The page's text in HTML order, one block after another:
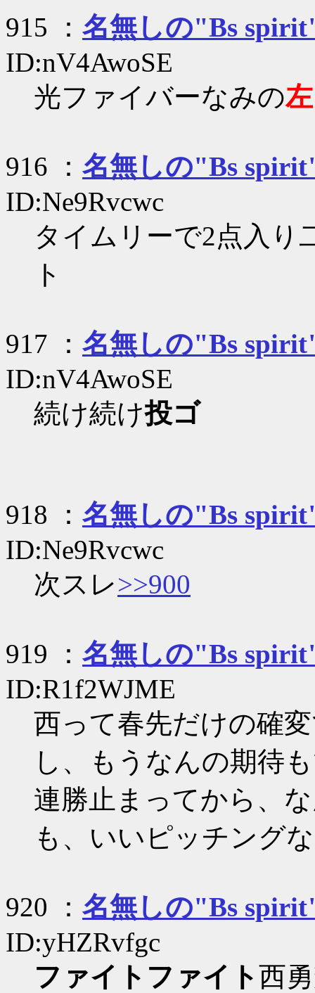
915 ： 名無しの"Bs
ID:nV4AwoSE
光ファイバーなみの
916 ： 名無しの"Bs
ID:Ne9Rvcwc
タイムリーで2点入り
ト
917 ： 名無しの"Bs
ID:nV4AwoSE
続け続け投ゴ
918 ： 名無しの"Bs
ID:Ne9Rvcwc
次スレ>>900
919 ： 名無しの"Bs
ID:R1f2WJME
西って春先だけの確
し、もうなんの期待
連勝止まってから、
も、いいピッチング
920 ： 名無しの"Bs
ID:yHZRvfgc
ファイトファイト西